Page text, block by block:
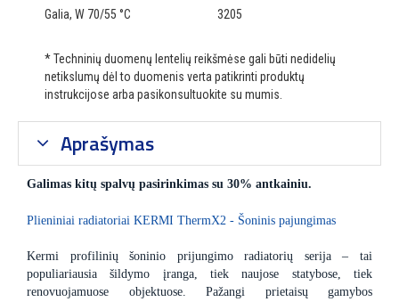
Galia, W 70/55 °C 3205
* Techninių duomenų lentelių reikšmėse gali būti nedidelių
netikslumų dėl to duomenis verta patikrinti produktų
instrukcijose arba pasikonsultuokite su mumis.
Aprašymas
Galimas kitų spalvų pasirinkimas su 30% antkainiu.
Plieniniai radiatoriai KERMI ThermX2 - Šoninis pajungimas
Kermi profilinių šoninio prijungimo radiatorių serija – tai
populiariausia šildymo įranga, tiek naujose statybose, tiek
renovuojamuose objektuose. Pažangi prietaisų gamybos